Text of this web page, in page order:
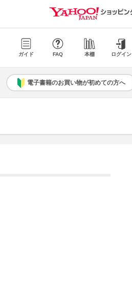
ガイド FAQ 本棚 ログイン
電子書籍のお買い物が初めての方へ